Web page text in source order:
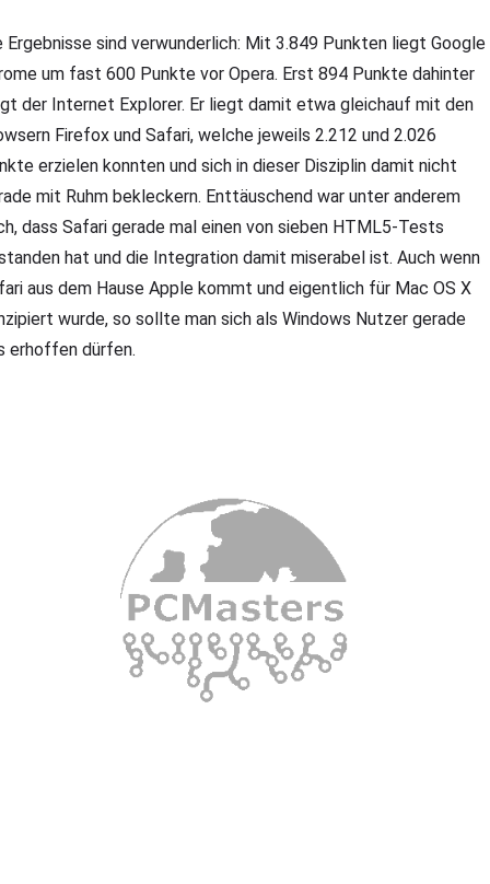
Ergebnisse sind verwunderlich: Mit 3.849 Punkten liegt Google
um fast 600 Punkte vor Opera. Erst 894 Punkte dahinter
der Internet Explorer. Er liegt damit etwa gleichauf mit den
Firefox und Safari, welche jeweils 2.212 und 2.026
erzielen konnten und sich in dieser Disziplin damit nicht
mit Ruhm bekleckern. Enttäuschend war unter anderem
dass Safari gerade mal einen von sieben HTML5-Tests
hat und die Integration damit miserabel ist. Auch wenn
aus dem Hause Apple kommt und eigentlich für Mac OS X
wurde, so sollte man sich als Windows Nutzer gerade
erhoffen dürfen.